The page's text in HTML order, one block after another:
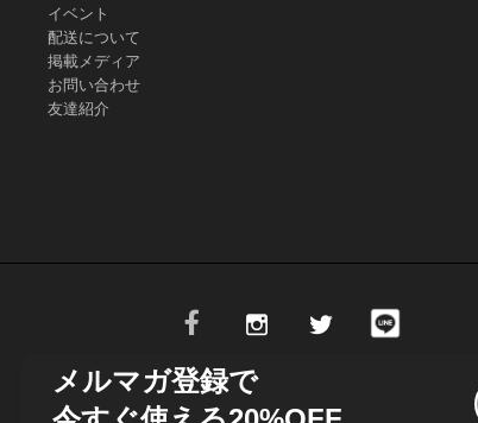
イベント
配送について
掲載メディア
お問い合わせ
友達紹介
メルマガ登録で